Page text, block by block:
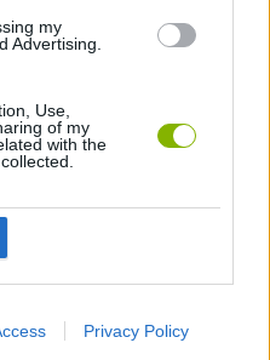
my
Advertising.
Use,
of my
with the
Privacy Policy